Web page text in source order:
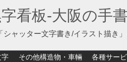
看板‐大阪の手
シャッター文字書き/イラスト描き
字 その他構造物・車輛 各種サー